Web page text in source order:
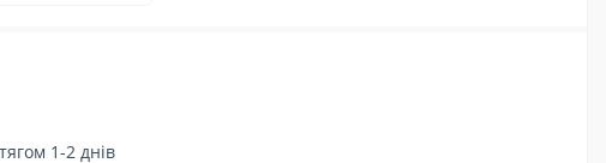
1-2 днів